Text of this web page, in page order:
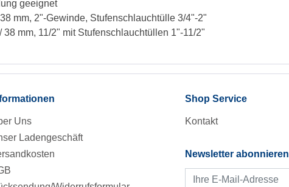
geeignet
mm, 2"-Gewinde, Stufenschlauchtülle 3/4"-2"
mm, 11/2" mit Stufenschlauchtüllen 1"-11/2"
Uns
Ladengeschäft
Shop Service
Kontakt
Newsletter abonnieren